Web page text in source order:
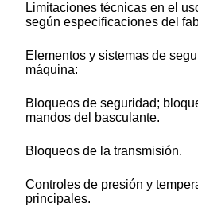
Limitaciones técnicas en el
según especificaciones del
Elementos y sistemas de
máquina:
Bloqueos de seguridad;
mandos del basculante.
Bloqueos de la transmisión.
Controles de presión y
principales.